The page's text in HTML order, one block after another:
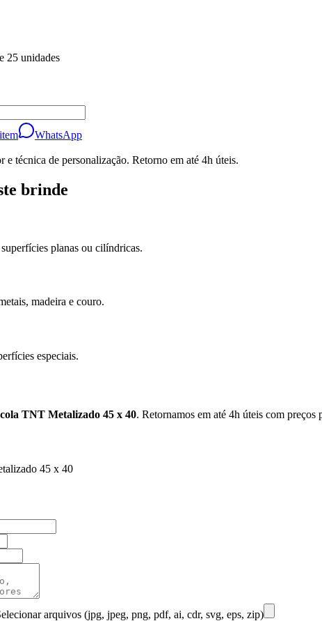
25 unidades
WhatsApp
técnica de personalização. Retorno em até 4h úteis.
brinde
planas ou cilíndricas.
madeira e couro.
especiais.
TNT Metalizado 45 x 40. Retornamos em até 4h úteis com
45 x 40
arquivos (jpg, jpeg, png, pdf, ai, cdr, svg, eps, zip)